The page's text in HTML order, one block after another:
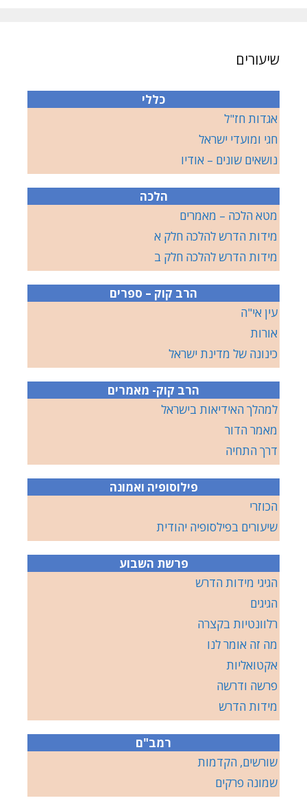
שיעורים
כללי
אגדות חז"ל
חגי ומועדי ישראל
נושאים שונים – אודיו
הלכה
מטא הלכה – מאמרים
מידות הדרש להלכה חלק א
מידות הדרש להלכה חלק ב
הרב קוק – ספרים
עין אי"ה
אורות
כינונה של מדינת ישראל
הרב קוק- מאמרים
למהלך האידיאות בישראל
מאמר הדור
דרך התחיה
פילוסופיה ואמונה
הכוזרי
שיעורים בפילסופיה יהודית
פרשת השבוע
הגיגי מידות הדרש
הגיגים
רלוונטיות בקצרה
מה זה אומר לנו
אקטואליות
פרשה ודרשה
מידות הדרש
רמב"ם
שורשים, הקדמות
שמונה פרקים